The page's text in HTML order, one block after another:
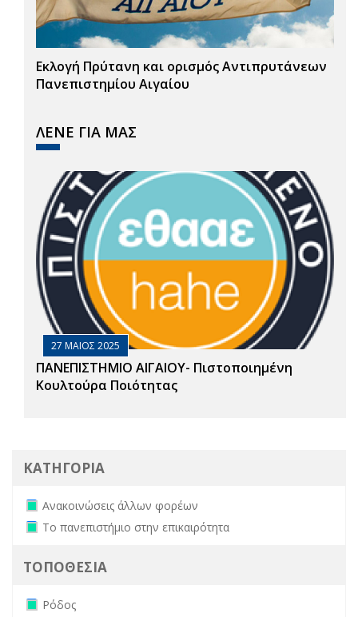
Εκλογή Πρύτανη και ορισμός Αντιπρυτάνεων
Πανεπιστημίου Αιγαίου
ΛΕΝΕ ΓΙΑ ΜΑΣ
27 ΜΑΙΟΣ 2025
ΠΑΝΕΠΙΣΤΗΜΙΟ ΑΙΓΑΙΟΥ- Πιστοποιημένη
Κουλτούρα Ποιότητας
ΚΑΤΗΓΟΡΙΑ
Remove Ανακοινώσεις άλλων φορέων filter
Ανακοινώσεις άλλων φορέων
Remove Το πανεπιστήμιο στην επικαιρότητα filter
Το πανεπιστήμιο στην επικαιρότητα
ΤΟΠΟΘΕΣΙΑ
Remove Ρόδος filter
Ρόδος